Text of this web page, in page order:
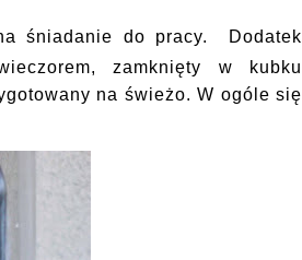
śniadanie do pracy. Dodatek
zamknięty w kubku
na świeżo. W ogóle się